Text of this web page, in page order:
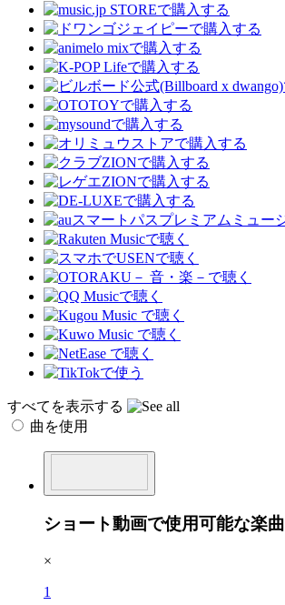
すべてを表示する
曲を使用
ショート動画で使用可能な楽曲
×
1